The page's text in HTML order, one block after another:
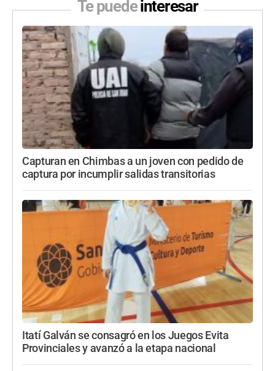
Te puedeinteresar
Capturan en Chimbas a un joven con pedido de
captura por incumplir salidas transitorias
Itatí Galván se consagró en los Juegos Evita
Provinciales y avanzó a la etapa nacional